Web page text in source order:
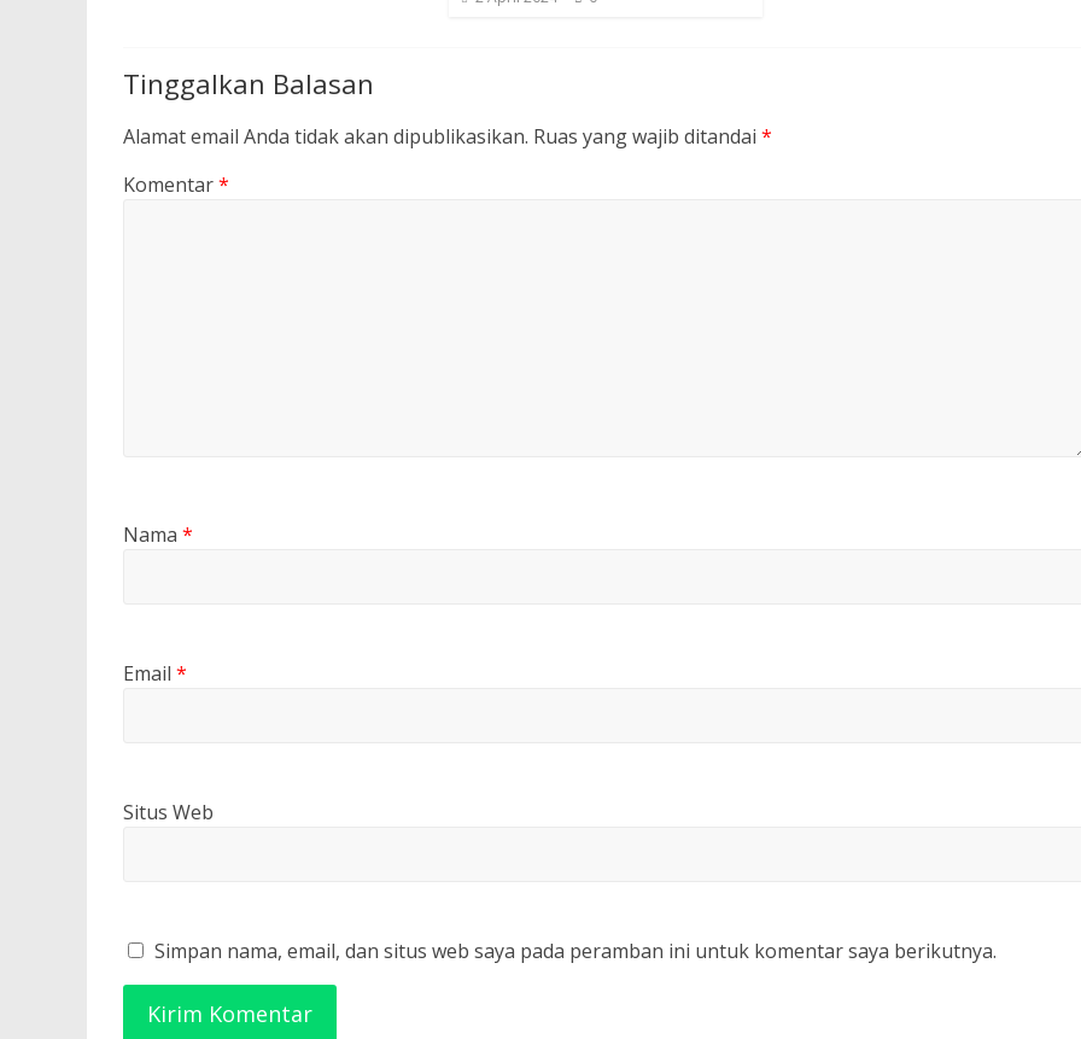
Tinggalkan Balasan
Alamat email Anda tidak akan dipublikasikan. Ruas yang wajib ditandai *
Komentar*
Nama *
Email *
Situs Web
Simpan nama, email, dan situs web saya pada peramban ini untuk komentar saya berikutnya.